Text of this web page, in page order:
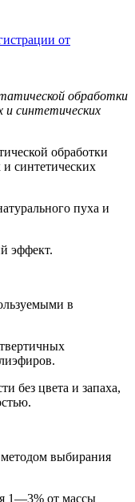
от
обработки
и синтетических
обработки
синтетических
пуха и
эффект.
в
без цвета и запаха,
методом выбирания
1—3% от массы